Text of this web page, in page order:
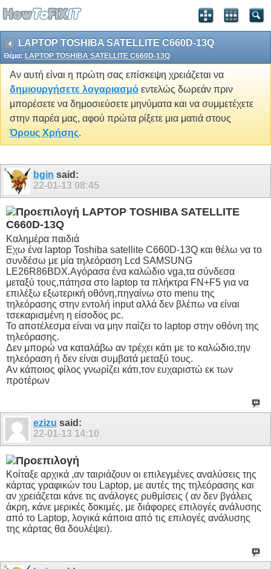
LAPTOP TOSHIBA SATELLITE C660D-13Q
Θέμα: LAPTOP TOSHIBA SATELLITE C660D-13Q
Αν αυτή είναι η πρώτη σας επίσκεψη χρειάζεται να
δημιουργήσετε λογαριασμό εντελώς δωρεάν πριν
μπορέσετε να δημοσιεύσετε μηνύματα και να συμμετέχετε
στην παρέα μας, αφού πρώτα ρίξετε μια ματιά στους
Όρους Χρήσης.
bgin said:
22-01-13 08:45
LAPTOP TOSHIBA SATELLITE
C660D-13Q
Καλημέρα παιδιά
Εχω ένα laptop Toshiba satellite C660D-13Q και θέλω να το
συνδέσω με μία τηλεόραση Lcd SAMSUNG
LE26R86BDX.Αγόρασα ένα καλώδιο vga,τα σύνδεσα
μεταξύ τους,πάτησα στο laptop τα πλήκτρα FN+F5 για να
επιλέξω εξωτερική οθόνη,πηγαίνω στο menu της
τηλεόρασης στην εντολή input αλλά δεν βλέπω να είναι
τσεκαρισμένη η είσοδος pc.
Το αποτέλεσμα είναι να μην παίζει το laptop στην οθόνη της
τηλεόρασης.
Δεν μπορώ να καταλάβω αν τρέχει κάτι με το καλώδιο,την
τηλεόραση ή δεν είναι συμβατά μεταξύ τους.
Αν κάποιος φίλος γνωρίζει κάτι,τον ευχαριστώ εκ των
προτέρων
ezizu said:
22-01-13 14:10
Κοίταξε αρχικά ,αν ταιριάζουν οι επιλεγμένες αναλύσεις της
κάρτας γραφικών του Laptop, με αυτές της τηλεόρασης και
αν χρειάζεται κάνε τις ανάλογες ρυθμίσεις ( αν δεν βγάλεις
άκρη, κάνε μερικές δοκιμές, με διάφορες επιλογές ανάλυσης
από το Laptop, λογικά κάποια από τις επιλογές ανάλυσης
της κάρτας θα δουλέψει).